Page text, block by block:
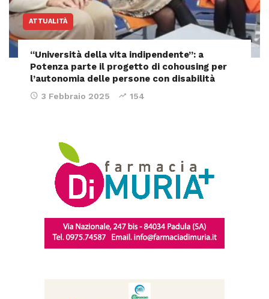
ATTUALITÀ
“Università della vita indipendente”: a
Potenza parte il progetto di cohousing per
l’autonomia delle persone con disabilità
3 Febbraio 2025 154